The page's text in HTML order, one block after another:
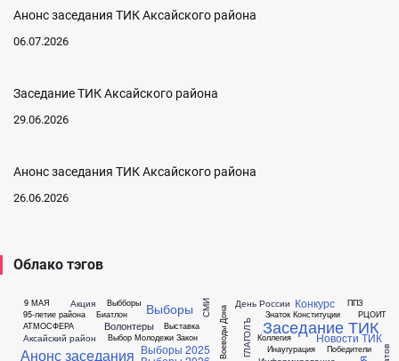
Анонс заседания ТИК Аксайского района
06.07.2026
Заседание ТИК Аксайского района
29.06.2026
Анонс заседания ТИК Аксайского района
26.06.2026
Облако тэгов
9 МАЯ
95-летие района
АТМОСФЕРА
Аксайский район
Акция
Анонс заседания
Биатлон
Волонтеры
Выбборы
Выбор Молодежи
Выборы
Выборы 2025
Выставка ГЛАГОЛЪ
День России
Закон Заседание ТИК
Знаток Конституции
Инаугурация
Коллегия
Конкурс
Новости ТИК
ППЗ
Победители
РЦОИТ
СМИ